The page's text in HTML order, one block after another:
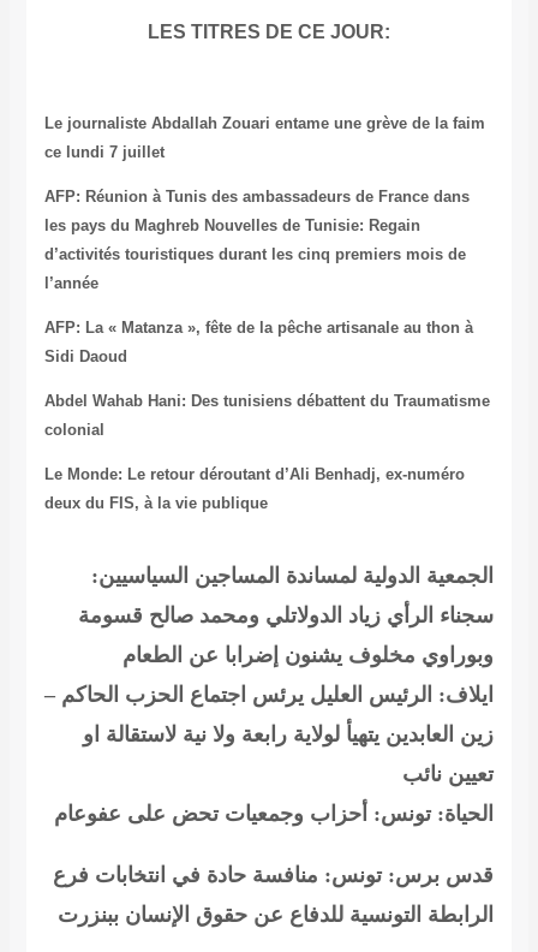
LES TITRES DE CE JOUR:
Le journaliste Abdallah Zouari entame une grève de la faim
ce lundi 7 juillet
AFP: Réunion à Tunis des ambassadeurs de France dans
les pays du MaghrebNouvelles de Tunisie: Regain
d’activités touristiques durant les cinq premiers mois de
l’année
AFP: La « Matanza », fête de la pêche artisanale au thon à
Sidi Daoud
Abdel Wahab Hani: Des tunisiens débattent du Traumatisme
colonial
Le Monde: Le retour déroutant d’Ali Benhadj, ex-numéro
deux du FIS, à la vie publique
الجمعية الدولية لمساندة المساجين السياسيين:
سجناء الرأي زياد الدولاتلي ومحمد صالح قسومة
وبوراوي مخلوف يشنون إضرابا عن الطعام
ايلاف: الرئيس العليل يرئس اجتماع الحزب الحاكم –
زين العابدين يتهيأ لولاية رابعة ولا نية لاستقالة او
تعيين نائب
الحياة: تونس: أحزاب وجمعيات تحض على عفوعام
قدس برس: تونس: منافسة حادة في انتخابات فرع
الرابطة التونسية للدفاع عن حقوق الإنسان ببنزرت